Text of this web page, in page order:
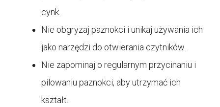
cynk.
Nie obgryzaj paznokci i unikaj używania ich
jako narzędzi do otwierania czytników.
Nie zapominaj o regularnym przycinaniu i
pilowaniu paznokci, aby utrzymać ich
kształt.